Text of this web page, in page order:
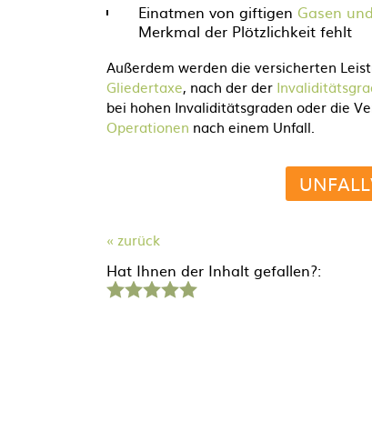
Einatmen von giftigen Gasen
Merkmal der Plötzlichkeit fehlt
Außerdem werden die versicherten
Gliedertaxe, nach der der
bei hohen Invaliditätsgraden oder die
Operationen nach einem Unfall.
« zurück
Hat Ihnen der Inhalt gefallen?:
Stern Sterne Sterne Sterne Sterne